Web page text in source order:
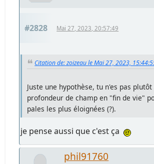
#2828 Mai 27, 2023, 20:57:49
Citation de: zoizeau le Mai 27, 2023,
Juste une hypothèse, tu n'es pas
profondeur de champ en "fin de vie"
pales les plus éloignées (?).
je pense aussi que c'est ça
phil91760